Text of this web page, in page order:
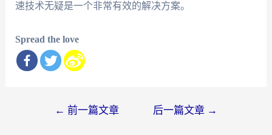
速技术无疑是一个非常有效的解决方案。
Spread the love
← 前一篇文章 后一篇文章 →